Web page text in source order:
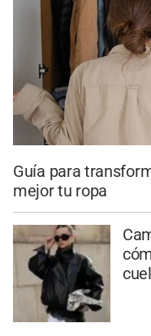
Guía para
mejor tu ropa